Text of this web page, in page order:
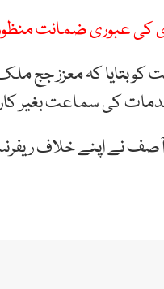
کو بتایا کہ معزز
نے اپنے خلاف